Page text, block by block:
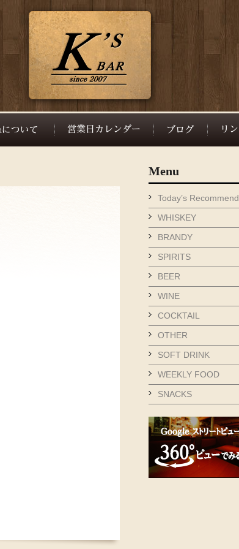
Menu
Today’s Recommend
WHISKEY
BRANDY
SPIRITS
BEER
WINE
COCKTAIL
OTHER
SOFT DRINK
WEEKLY FOOD
SNACKS